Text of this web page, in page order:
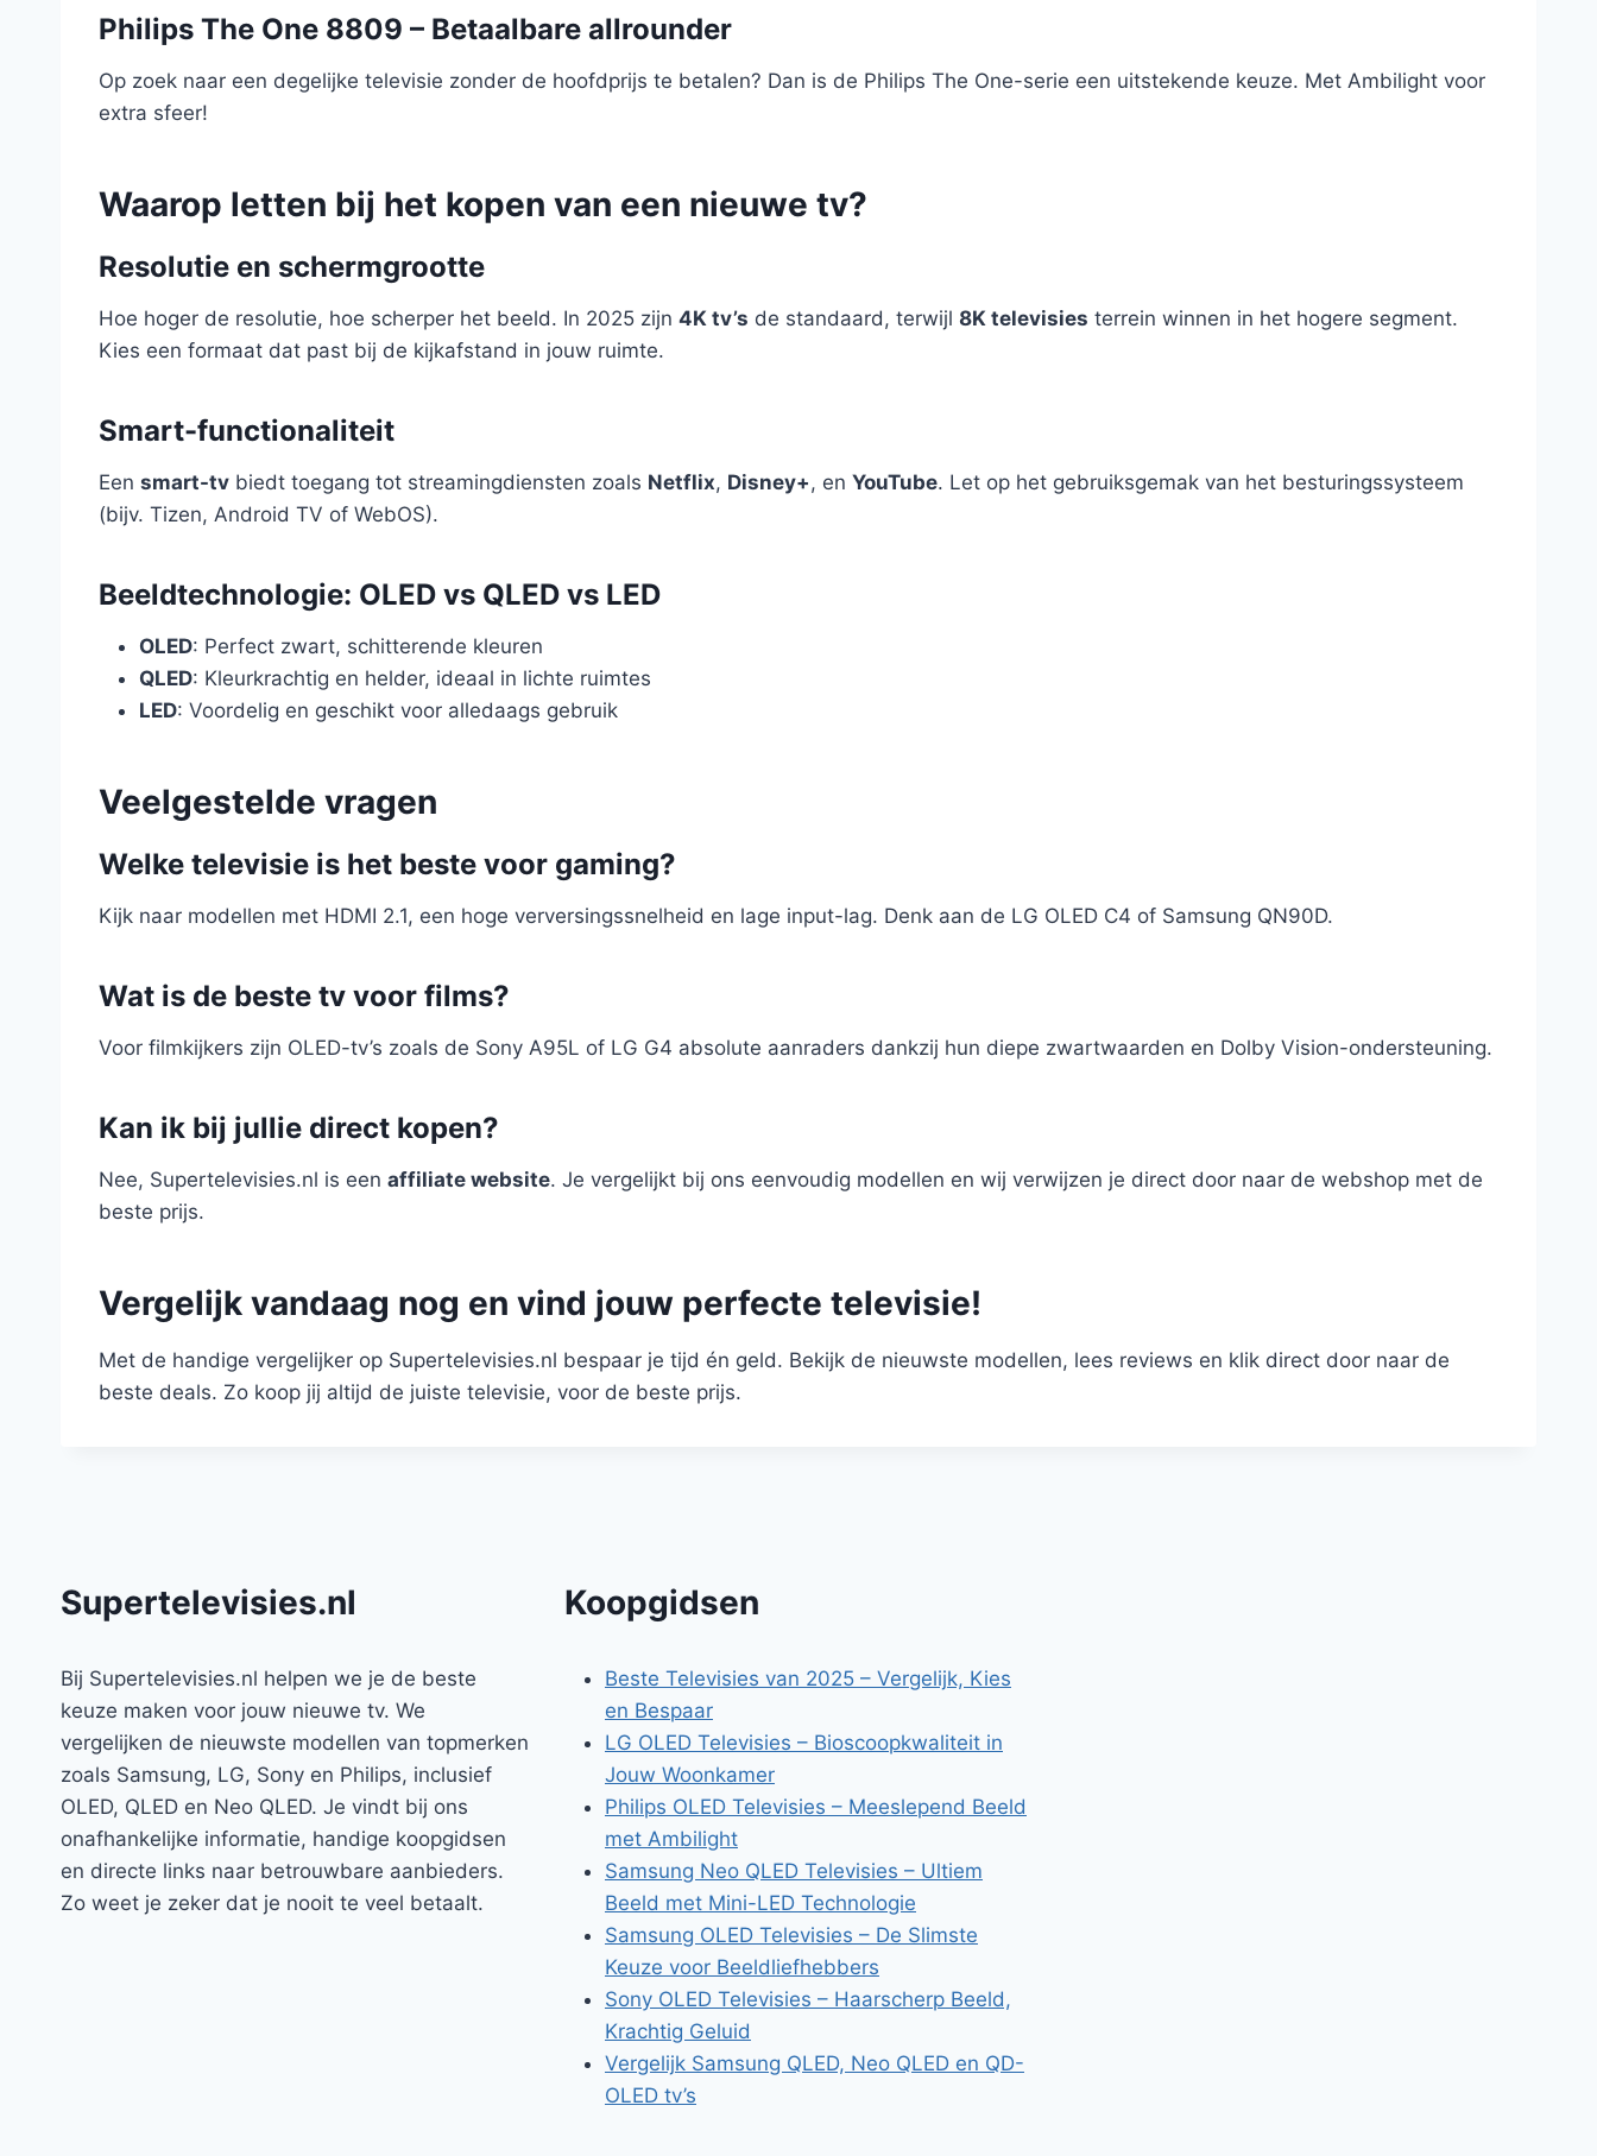
Philips The One 8809 – Betaalbare allrounder
Op zoek naar een degelijke televisie zonder de hoofdprijs te betalen? Dan is de Philips The One-serie een uitstekende keuze. Met Ambilight voor
extra sfeer!
Waarop letten bij het kopen van een nieuwe tv?
Resolutie en schermgrootte
Hoe hoger de resolutie, hoe scherper het beeld. In 2025 zijn 4K tv’s de standaard, terwijl 8K televisies terrein winnen in het hogere segment.
Kies een formaat dat past bij de kijkafstand in jouw ruimte.
Smart-functionaliteit
Een smart-tv biedt toegang tot streamingdiensten zoals Netflix, Disney+ , en YouTube. Let op het gebruiksgemak van het besturingssysteem
(bijv. Tizen, Android TV of WebOS).
Beeldtechnologie: OLED vs QLED vs LED
OLED: Perfect zwart, schitterende kleuren
QLED: Kleurkrachtig en helder, ideaal in lichte ruimtes
LED: Voordelig en geschikt voor alledaags gebruik
Veelgestelde vragen
Welke televisie is het beste voor gaming?
Kijk naar modellen met HDMI 2.1, een hoge verversingssnelheid en lage input-lag. Denk aan de LG OLED C4 of Samsung QN90D.
Wat is de beste tv voor films?
Voor filmkijkers zijn OLED-tv’s zoals de Sony A95L of LG G4 absolute aanraders dankzij hun diepe zwartwaarden en Dolby Vision-ondersteuning.
Kan ik bij jullie direct kopen?
Nee, Supertelevisies.nl is een affiliate website. Je vergelijkt bij ons eenvoudig modellen en wij verwijzen je direct door naar de webshop met de
beste prijs.
Vergelijk vandaag nog en vind jouw perfecte televisie!
Met de handige vergelijker op Supertelevisies.nl bespaar je tijd én geld. Bekijk de nieuwste modellen, lees reviews en klik direct door naar de
beste deals. Zo koop jij altijd de juiste televisie, voor de beste prijs.
Supertelevisies.nl
Bij Supertelevisies.nl helpen we je de beste
keuze maken voor jouw nieuwe tv. We
vergelijken de nieuwste modellen van topmerken
zoals Samsung, LG, Sony en Philips, inclusief
OLED, QLED en Neo QLED. Je vindt bij ons
onafhankelijke informatie, handige koopgidsen
en directe links naar betrouwbare aanbieders.
Zo weet je zeker dat je nooit te veel betaalt.
Koopgidsen
Beste Televisies van 2025 – Vergelijk, Kies
en Bespaar
LG OLED Televisies – Bioscoopkwaliteit in
Jouw Woonkamer
Philips OLED Televisies – Meeslepend Beeld
met Ambilight
Samsung Neo QLED Televisies – Ultiem
Beeld met Mini-LED Technologie
Samsung OLED Televisies – De Slimste
Keuze voor Beeldliefhebbers
Sony OLED Televisies – Haarscherp Beeld,
Krachtig Geluid
Vergelijk Samsung QLED, Neo QLED en QD-
OLED tv’s